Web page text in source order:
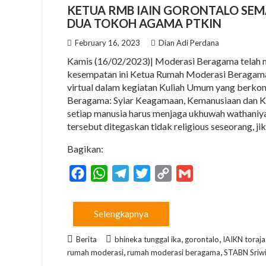
KETUA RMB IAIN GORONTALO
DUA TOKOH AGAMA PTKIN
February 16, 2023 Dian Adi Perdana
Kamis (16/02/2023)| Moderasi Beragama telah
kesempatan ini Ketua Rumah Moderasi
virtual dalam kegiatan Kuliah Umum yang
Beragama: Syiar Keagamaan, Kemanusiaan
setiap manusia harus menjaga ukhuwah
tersebut ditegaskan tidak religious seseorang,
Bagikan:
b
o
W
s
A
e
g
r
t
e
L
i
l
Selengkapnya
Berita bhineka tunggal ika, gorontalo, IAIKN toraja
rumah moderasi,rumah moderasi beragama,STABN